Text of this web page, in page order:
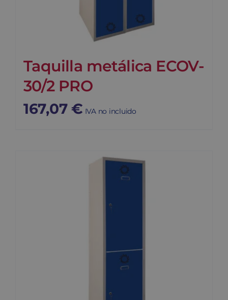
Taquilla metálica ECOV-
30/2 PRO
167,07 € IVA no incluido